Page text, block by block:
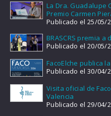
La Dra. Guadalupe
Premio Carmen
Publicado el 25/05/
BRASCRS premia
Publicado el 20/05/
FacoElche publica
Publicado el 30/04/
Visita oficial de
Valencia
Publicado el 29/04/